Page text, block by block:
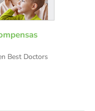
Best Doctors